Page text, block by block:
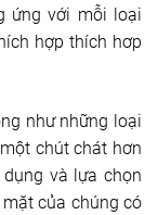
ứng với mỗi loại
hợp thích hơp
như những loại
chút chát hơn
và lựa chọn
mặt của chúng có